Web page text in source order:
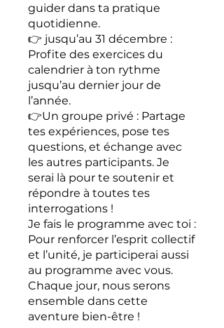
guider dans ta pratique
quotidienne.
👉 jusqu’au 31 décembre :
Profite des exercices du
calendrier à ton rythme
jusqu’au dernier jour de
l’année.
👉Un groupe privé : Partage
tes expériences, pose tes
questions, et échange avec
les autres participants. Je
serai là pour te soutenir et
répondre à toutes tes
interrogations !
Je fais le programme avec toi :
Pour renforcer l’esprit collectif
et l’unité, je participerai aussi
au programme avec vous.
Chaque jour, nous serons
ensemble dans cette
aventure bien-être !